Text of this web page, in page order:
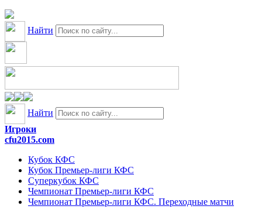
Найти
Найти
Игроки
cfu2015.com
Кубок КФС
Кубок Премьер-лиги КФС
Суперкубок КФС
Чемпионат Премьер-лиги КФС
Чемпионат Премьер-лиги КФС. Переходные матчи